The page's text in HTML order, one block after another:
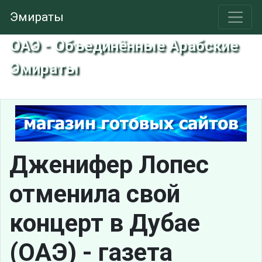
Эмираты
ОАЭ - Объединённые Арабские
Эмираты
Дженифер Лопес
отменила свой
концерт в Дубае
(ОАЭ) - газета